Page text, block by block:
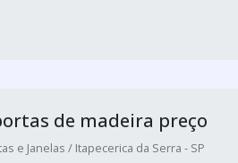
de madeira preço
e Janelas / Itapecerica da Serra - SP